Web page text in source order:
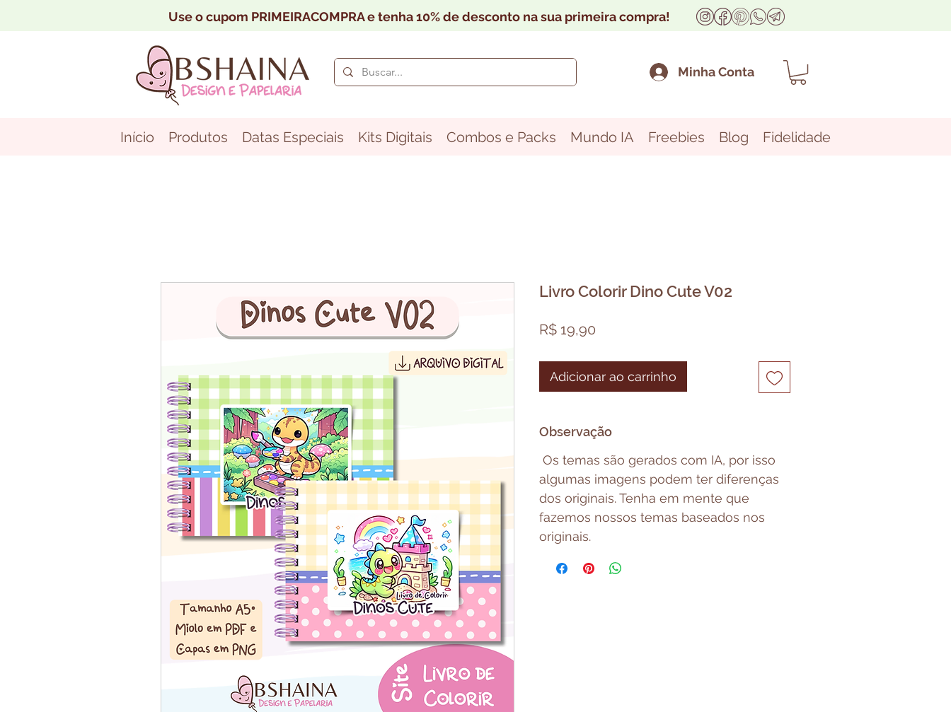
Use o cupom PRIMEIRACOMPRA e tenha 10% de desconto na sua primeira compra!
Minha Conta
Livro Colorir Dino Cute V02
R$ 19,90
Adicionar ao carrinho
Observação
Os temas são gerados com IA, por isso
algumas imagens podem ter diferenças
dos originais. Tenha em mente que
fazemos nossos temas baseados nos
originais.
Início Produtos Datas Especiais Kits Digitais Combos e Packs Mundo IA Freebies Blog Fidelidade